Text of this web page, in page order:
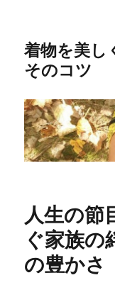
着物を美し
そのコツ
人生の節
ぐ家族の
の豊かさ